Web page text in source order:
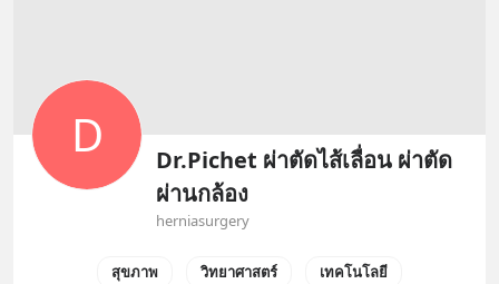
D
Dr.Pichet ผ่าตัดไส้เลื่อน ผ่าตัด
ผ่านกล้อง
herniasurgery
สุขภาพ วิทยาศาสตร์ เทคโนโลยี